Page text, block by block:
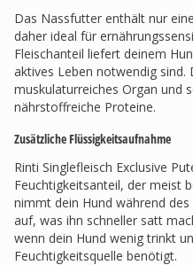
Das Nassfutter enthält nur
daher ideal für
Fleischanteil liefert deinem
aktives Leben notwendig sind.
muskulaturreiches Organ und
nährstoffreiche Proteine.
Zusätzliche Flüssigkeitsaufnahme
Rinti Singlefleisch Exclusive
Feuchtigkeitsanteil, der meist
nimmt dein Hund während
auf, was ihn schneller satt
wenn dein Hund wenig trinkt
Feuchtigkeitsquelle benötigt.